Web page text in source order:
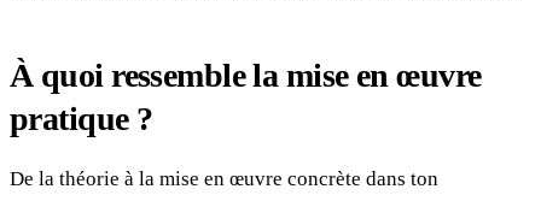
À quoi ressemble la mise en œuvre
pratique ?
De la théorie à la mise en œuvre concrète dans ton